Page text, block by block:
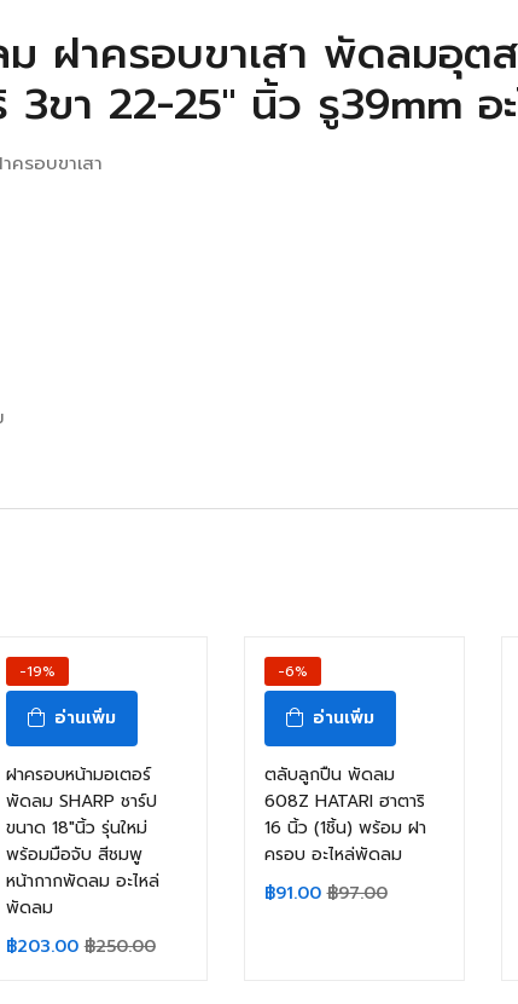
ฝาครอบขาเสา พัดลมอุต
3ขา 22-25″ นิ้ว รู39mm
รอบขาเสา
-19%
อ่านเพิ่ม
ฝาครอบหน้ามอเตอร์
พัดลม SHARP ชาร์ป
ขนาด 18″นิ้ว รุ่นใหม่
พร้อมมือจับ สีชมพู
หน้ากากพัดลม อะไหล่
พัดลม
฿203.00 ฿250.00
-6%
อ่านเพิ่ม
ตลับลูกปืน พัดลม
608Z HATARI ฮาตาริ
16 นิ้ว (1ชิ้น) พร้อม ฝา
ครอบ อะไหล่พัดลม
฿91.00 ฿97.00